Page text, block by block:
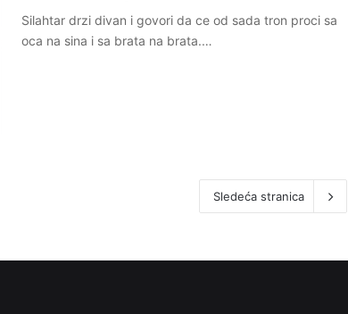
Silahtar drzi divan i govori da ce od sada tron proci sa
oca na sina i sa brata na brata.…
Sledeća stranica